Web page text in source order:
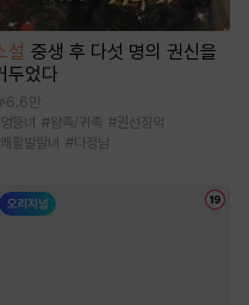
설 중생 후 다섯 명의 권신을
두었다
6.6만
엉뚱녀 #왕족/귀족 #권선징악
쾌활발랄녀 #다정남